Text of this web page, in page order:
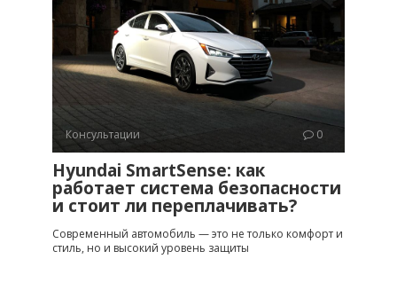
Консультации 0
Hyundai SmartSense: как
работает система безопасности
и стоит ли переплачивать?
Современный автомобиль — это не только комфорт и
стиль, но и высокий уровень защиты